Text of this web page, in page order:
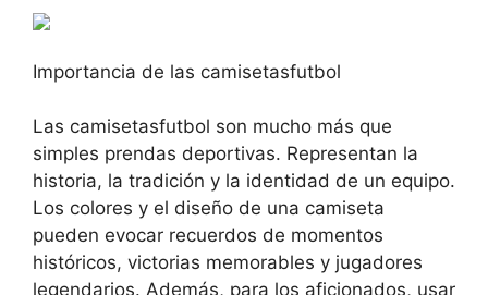
Importancia de las camisetasfutbol
Las camisetasfutbol son mucho más que
simples prendas deportivas. Representan la
historia, la tradición y la identidad de un equipo.
Los colores y el diseño de una camiseta
pueden evocar recuerdos de momentos
históricos, victorias memorables y jugadores
legendarios. Además, para los aficionados, usar